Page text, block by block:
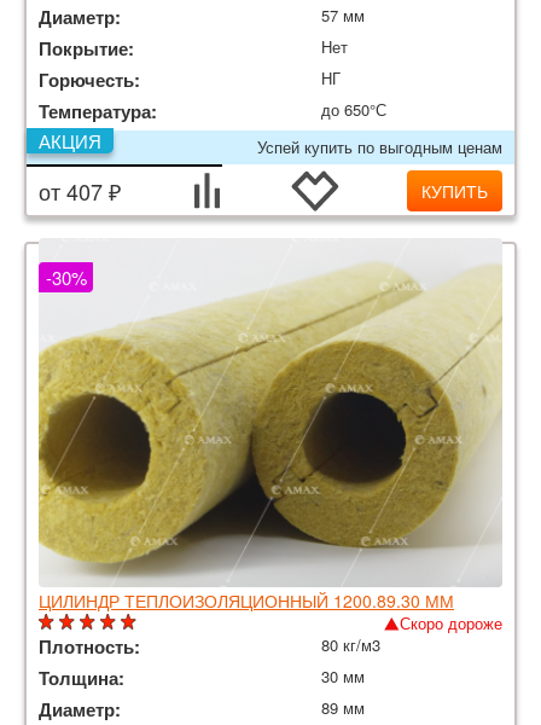
Диаметр: 57 мм
Покрытие: Нет
Горючесть: НГ
Температура:
до 650°С
Успей купить по выгодным ценам
АКЦИЯ
от 407 ₽ КУПИТЬ
ЦИЛИНДР ТЕПЛОИЗОЛЯЦИОННЫЙ 1200.89.30 ММ
-30%
Скоро дороже
Плотность: 80 кг/м3
Толщина: 30 мм
Диаметр: 89 мм